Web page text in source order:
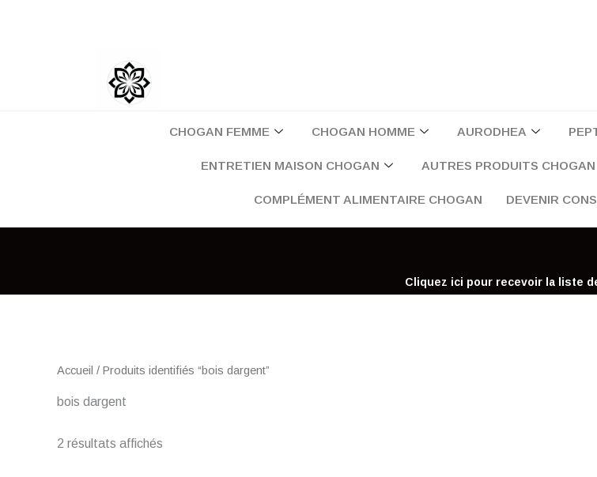
CHOGAN FEMME CHOGAN HOMME AURODHEA
ENTRETIEN MAISON CHOGAN AUTRES PRODUITS CHOGAN
COMPLÉMENT ALIMENTAIRE CHOGAN DEVENIR
Cliquez ici pour recevoir la liste
Accueil / Produits identifiés “bois dargent”
bois dargent
2 résultats affichés